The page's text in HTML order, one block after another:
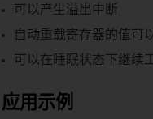
可以产生溢出中断
自动重载寄存器的值可
可以在睡眠状态下继续
应用示例